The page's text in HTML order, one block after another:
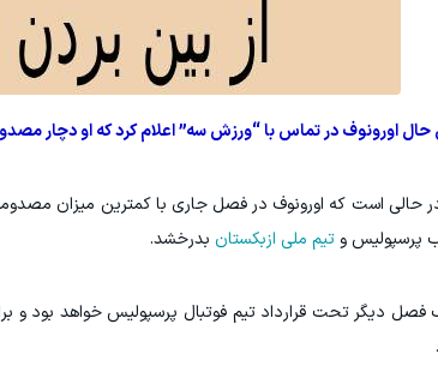
حال اورونوف در تماس با “ورزش سه” اعلام کرد که او دچار
حالی است که اورونوف در فصل جاری با کمترین میزان
پرسپولیس و تیم ملی ازبکستان بدرخشد.
فصل دیگر تحت قرارداد تیم فوتبال پرسپولیس خواهد بود و